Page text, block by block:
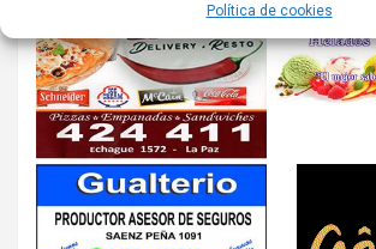
Política de cookies